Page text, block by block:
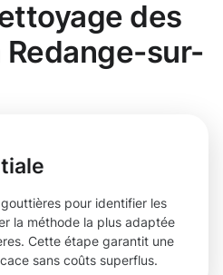
des
sur-
pour identifier les
la méthode la plus adaptée
Cette étape garantit une
sans coûts superflus.